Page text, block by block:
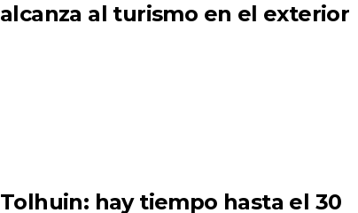
alcanza al turismo en el exterior
Tolhuin: hay tiempo hasta el 30